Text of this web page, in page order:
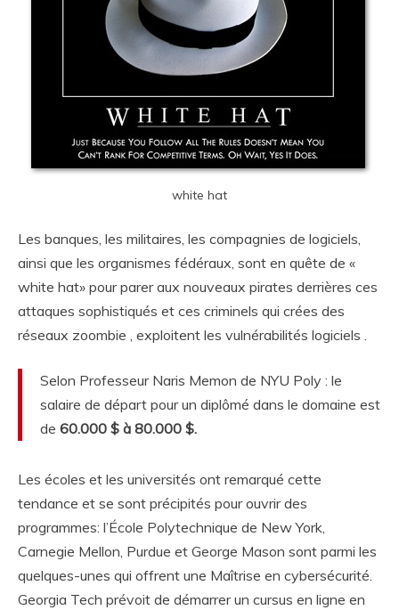
white hat
Les banques, les militaires, les compagnies de logiciels,
ainsi que les organismes fédéraux, sont en quête de «
white hat» pour parer aux nouveaux pirates derrières ces
attaques sophistiqués et ces criminels qui crées des
réseaux zoombie , exploitent les vulnérabilités logiciels .
Selon Professeur Naris Memon de NYU Poly : le
salaire de départ pour un diplômé dans le domaine est
de 60.000 $ à 80.000 $.
Les écoles et les universités ont remarqué cette
tendance et se sont précipités pour ouvrir des
programmes: l’École Polytechnique de New York,
Carnegie Mellon, Purdue et George Mason sont parmi les
quelques-unes qui offrent une Maîtrise en cybersécurité.
Georgia Tech prévoit de démarrer un cursus en ligne en